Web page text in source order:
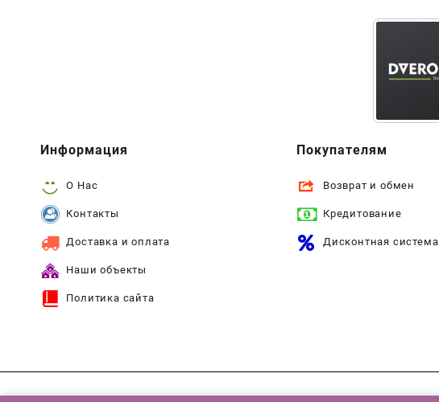
Информация
О Нас
Контакты
Доставка и оплата
Наши объекты
Политика сайта
Покупателям
Возврат и обмен
Кредитование
Дисконтная система